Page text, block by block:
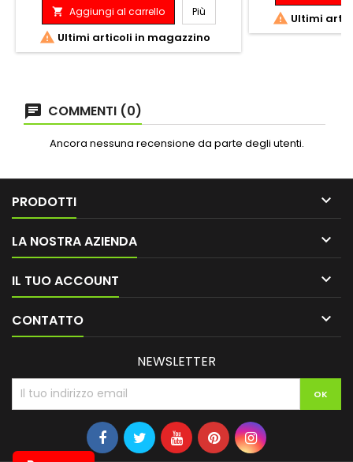
 Aggiungi al carrello Più
 Ultimi articoli in magazzino
 Ultimi
COMMENTI (0)
Ancora nessuna recensione da parte degli utenti.
PRODOTTI 
LA NOSTRA AZIENDA 
IL TUO ACCOUNT 
CONTATTO 
NEWSLETTER